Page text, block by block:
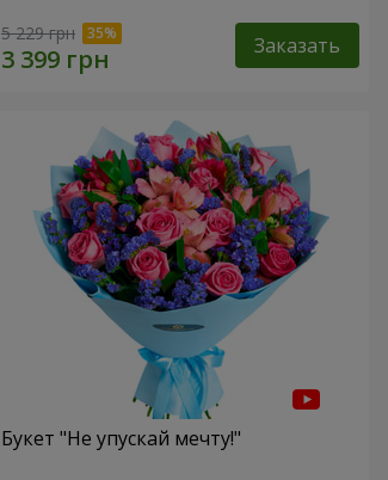
5 229 грн Заказать
Букет "Не упускай мечту!"